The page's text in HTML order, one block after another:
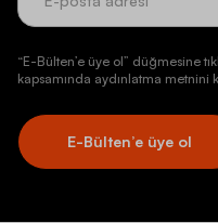
“E-Bülten’e üye ol” düğmesine
kapsamında aydınlatma metnini
E-Bülten’e üye ol